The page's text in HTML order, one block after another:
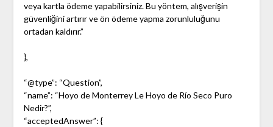
veya kartla ödeme yapabilirsiniz. Bu yöntem, alışverişin
güvenliğini artırır ve ön ödeme yapma zorunluluğunu
ortadan kaldırır.”
},
“@type”: “Question”,
“name”: “Hoyo de Monterrey Le Hoyo de Río Seco Puro
Nedir?”,
“acceptedAnswer”: {